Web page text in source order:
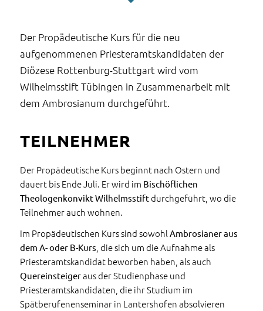
Der Propädeutische Kurs für die neu
aufgenommenen Priesteramtskandidaten der
Diözese Rottenburg-Stuttgart wird vom
Wilhelmsstift Tübingen in Zusammenarbeit mit
dem Ambrosianum durchgeführt.
TEILNEHMER
Der Propädeutische Kurs beginnt nach Ostern und
dauert bis Ende Juli. Er wird im Bischöflichen
Theologenkonvikt Wilhelmsstiftdurchgeführt, wo die
Teilnehmer auch wohnen.
Im Propädeutischen Kurs sind sowohlAmbrosianer aus
dem A- oder B-Kurs, die sich um die Aufnahme als
Priesteramtskandidat beworben haben, als auch
Quereinsteigeraus der Studienphase und
Priesteramtskandidaten, die ihr Studium im
Spätberufenenseminar in Lantershofen absolvieren